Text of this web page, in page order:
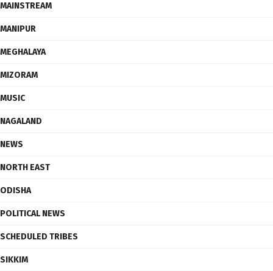
MAINSTREAM
MANIPUR
MEGHALAYA
MIZORAM
MUSIC
NAGALAND
NEWS
NORTH EAST
ODISHA
POLITICAL NEWS
SCHEDULED TRIBES
SIKKIM